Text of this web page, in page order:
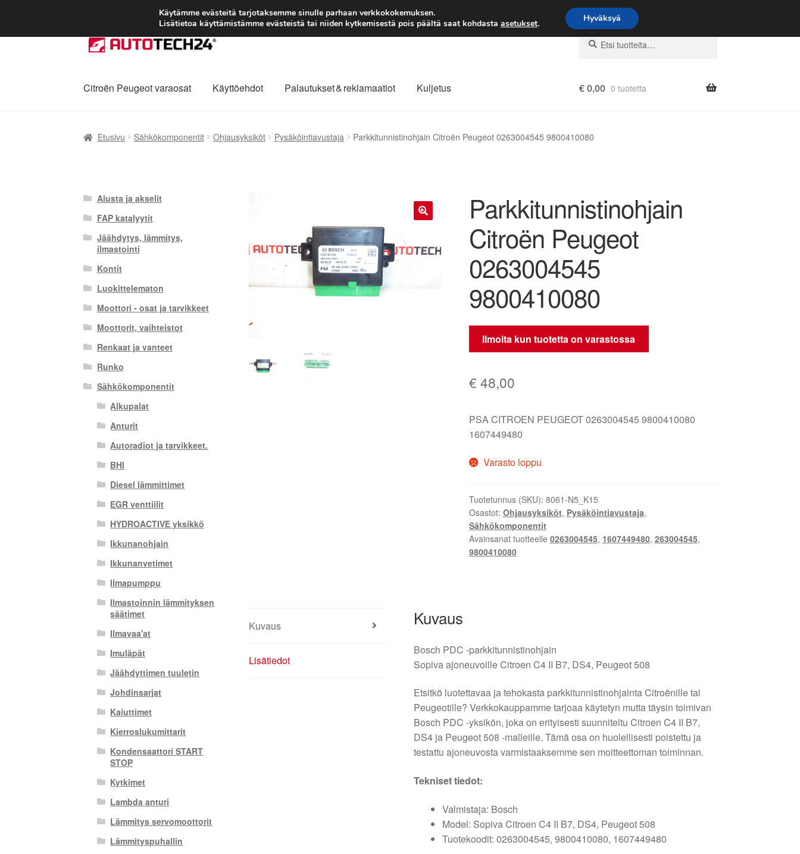
TOIMITUS alkaen 7 EUR
Siirry
navigointiin
Siirry
sisältöön
Etsi:
Haku
Citroën Peugeot varaosat Käyttöehdot Palautukset & reklamaatiot Kuljetus €0,00 0 tuotetta
Etusivu Sähkökomponentit Ohjausyksiköt Pysäköintiavustaja Parkkitunnistinohjain Citroën Peugeot 0263004545 9800410080
Parkkitunnistinohjain
Citroën Peugeot
0263004545
9800410080
Ilmoita kun tuotetta on varastossa
€ 48,00
PSA CITROEN PEUGEOT 0263004545 9800410080
1607449480
Varasto loppu
Tuotetunnus (SKU): 8061-N5_K15
Osastot: Ohjausyksiköt, Pysäköintiavustaja,
Sähkökomponentit
Avainsanat tuotteelle 0263004545, 1607449480, 263004545,
9800410080
Kuvaus
Lisätiedot
Kuvaus
Bosch PDC -parkkitunnistinohjain
Sopiva ajoneuvoille Citroen C4 II B7, DS4, Peugeot 508
Etsitkö luotettavaa ja tehokasta parkkitunnistinohjainta Citroënille tai
Peugeotille? Verkkokauppamme tarjoaa käytetyn mutta täysin toimivan
Bosch PDC -yksikön, joka on erityisesti suunniteltu Citroen C4 II B7,
DS4 ja Peugeot 508 -malleille. Tämä osa on huolellisesti poistettu ja
testattu ajoneuvosta varmistaaksemme sen moitteettoman toiminnan.
Tekniset tiedot:
Valmistaja: Bosch
Model: Sopiva Citroen C4 II B7, DS4, Peugeot 508
Tuotekoodit: 0263004545, 9800410080, 1607449480
Alusta ja akselit
FAP katalyytit
Jäähdytys, lämmitys,
ilmastointi
Kontit
Luokittelematon
Moottori - osat ja tarvikkeet
Moottorit, vaihteistot
Renkaat ja vanteet
Runko
Sähkökomponentit
Alkupalat
Anturit
Autoradiot ja tarvikkeet.
BHI
Diesel lämmittimet
EGR venttiilit
HYDROACTIVE yksikkö
Ikkunanohjain
Ikkunanvetimet
Ilmapumppu
Ilmastoinnin lämmityksen
säätimet
Ilmavaa'at
Imuläpät
Jäähdyttimen tuuletin
Johdinsarjat
Kaiuttimet
Kierroslukumittarit
Kondensaattori START
STOP
Kytkimet
Lambda anturi
Lämmitys servomoottorit
Lämmityspuhallin
Käytämme evästeitä tarjotaksemme sinulle parhaan verkkokokemuksen.
Lisätietoa käyttämistämme evästeistä tai niiden kytkemisestä pois päältä saat kohdasta asetukset. Hyväksyä